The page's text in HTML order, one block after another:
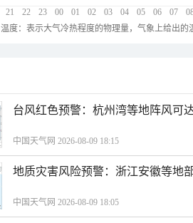
21 22 23 00 01 02 03 04 05 06 07
温度：表示大气冷热程度的物理量，气象上给出
台风红色预警：杭州湾等地阵风可
中国天气网 2026-08-09 18:15
地质灾害风险预警：浙江安徽等地
中国天气网 2026-08-09 18:05